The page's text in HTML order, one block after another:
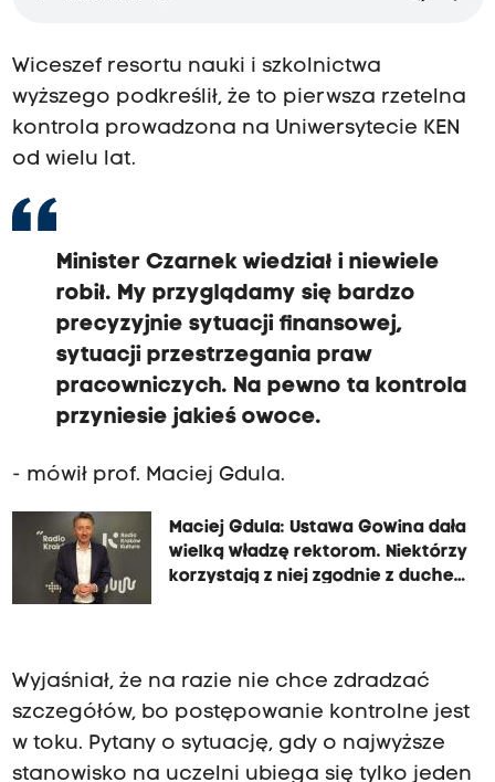
Wiceszef resortu nauki i szkolnictwa
wyższego podkreślił, że to pierwsza rzetelna
kontrola prowadzona na Uniwersytecie KEN
od wielu lat.
Minister Czarnek wiedział i niewiele
robił. My przyglądamy się bardzo
precyzyjnie sytuacji finansowej,
sytuacji przestrzegania praw
pracowniczych. Na pewno ta kontrola
przyniesie jakieś owoce.
- mówił prof. Maciej Gdula.
Maciej Gdula: Ustawa Gowina dała
wielką władzę rektorom. Niektórzy
korzystają z niej zgodnie z duchem
Wyjaśniał, że na razie nie chce zdradzać
szczegółów, bo postępowanie kontrolne jest
w toku. Pytany o sytuację, gdy o najwyższe
stanowisko na uczelni ubiega się tylko jeden